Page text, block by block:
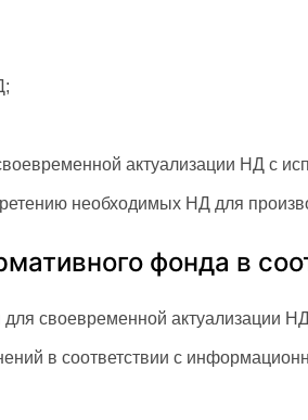
актуализации НД с
необходимых НД для
фонда в
для своевременной актуализации
в соответствии с